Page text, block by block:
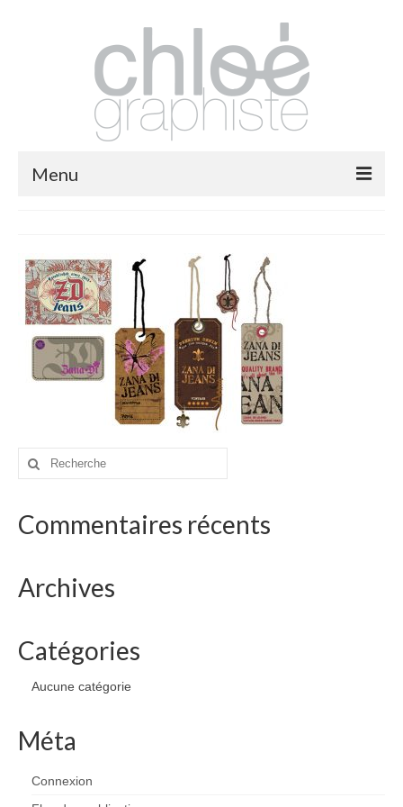
Menu
print
fashion
logos
illustrations
websites
bio
contact
Rechercher
Commentaires récents
Archives
Catégories
Aucune catégorie
Méta
Connexion